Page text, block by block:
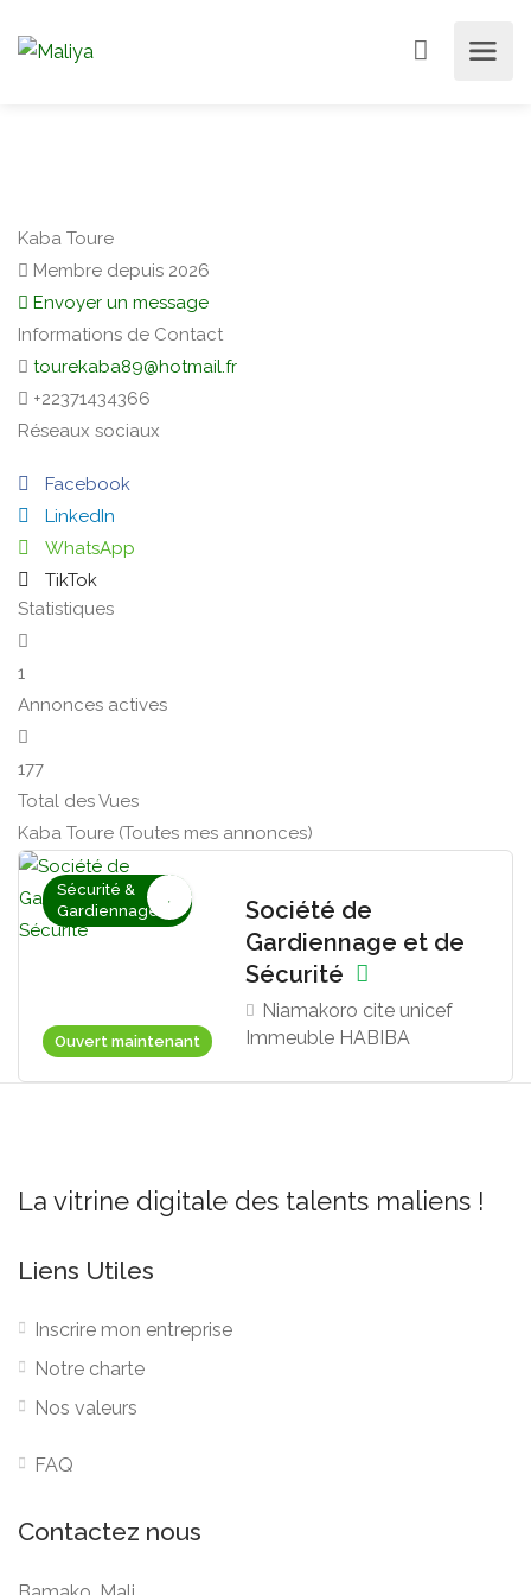
Kaba Toure
Membre depuis 2026
Envoyer un message
Informations de Contact
tourekaba89@hotmail.fr
+22371434366
Réseaux sociaux
Facebook
LinkedIn
WhatsApp
TikTok
Statistiques
1
Annonces actives
177
Total des Vues
Kaba Toure (Toutes mes annonces)
Ouvert maintenant
Sécurité &
Gardiennage
Société de
Gardiennage et de
Sécurité
Niamakoro cite unicef
Immeuble HABIBA
La vitrine digitale des talents maliens !
Liens Utiles
Inscrire mon entreprise
Notre charte
Nos valeurs
FAQ
Contactez nous